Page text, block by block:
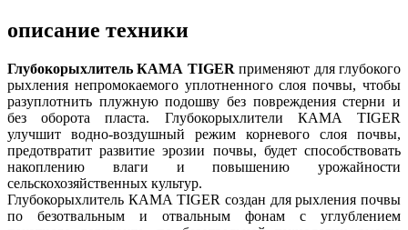
описание техники
Глубокорыхлитель КАМА TIGER применяют для глубокого
рыхления непромокаемого уплотненного слоя почвы, чтобы
разуплотнить плужную подошву без повреждения стерни и
без оборота пласта. Глубокорыхлители КАМА TIGER
улучшит водно-воздушный режим корневого слоя почвы,
предотвратит развитие эрозии почвы, будет способствовать
накоплению влаги и повышению урожайности
сельскохозяйственных культур.
Глубокорыхлитель КАМА TIGER создан для рыхления почвы
по безотвальным и отвальным фонам с углублением